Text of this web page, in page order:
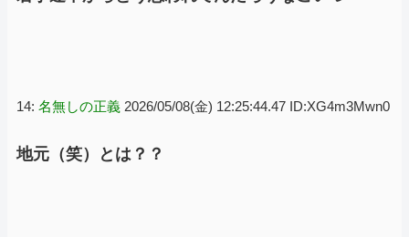
14: 名無しの正義 2026/05/08(金) 12:25:44.47 ID:XG4m3Mwn0
地元（笑）とは？？